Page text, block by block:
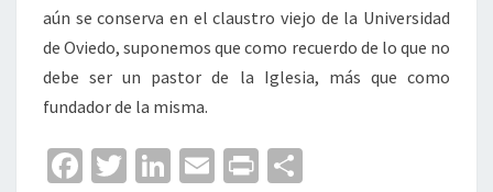
aún se conserva en el claustro viejo de la Universidad
de Oviedo, suponemos que como recuerdo de lo que no
debe ser un pastor de la Iglesia, más que como
fundador de la misma.
Fa T
Li
E
Pr